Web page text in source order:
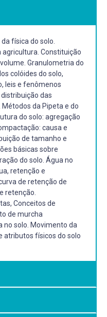
física do solo.
Constituição
Granulometria do
colóides do solo,
leis e fenômenos
das
da Pipeta e do
do solo: agregação
causa e
de tamanho e
básicas sobre
do solo. Água no
retenção e
de retenção de
retenção.
Conceitos de
de murcha
no solo. Movimento da
atributos físicos do solo